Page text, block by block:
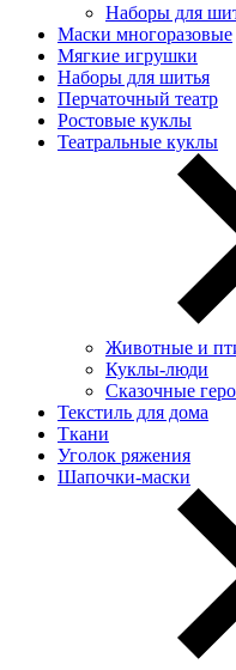
Наборы для
Маски многоразовые
Мягкие игрушки
Наборы для шитья
Перчаточный театр
Ростовые куклы
Театральные куклы
Животные и
Куклы-люди
Сказочные
Текстиль для дома
Ткани
Уголок ряжения
Шапочки-маски